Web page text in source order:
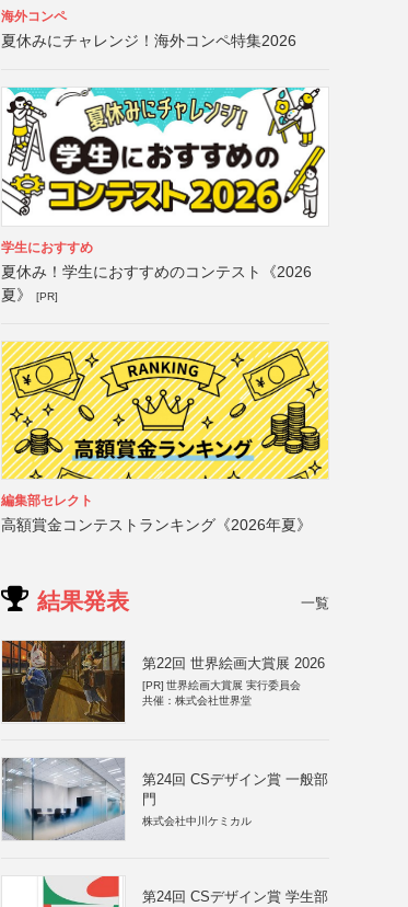
海外コンペ
夏休みにチャレンジ！海外コンペ特集2026
学生におすすめ
夏休み！学生におすすめのコンテスト《2026
夏》
[PR]
編集部セレクト
高額賞金コンテストランキング《2026年夏》
結果発表 一覧
第22回 世界絵画大賞展 2026
[PR] 世界絵画大賞展 実行委員会
共催：株式会社世界堂
第24回 CSデザイン賞 一般部
門
株式会社中川ケミカル
第24回 CSデザイン賞 学生部